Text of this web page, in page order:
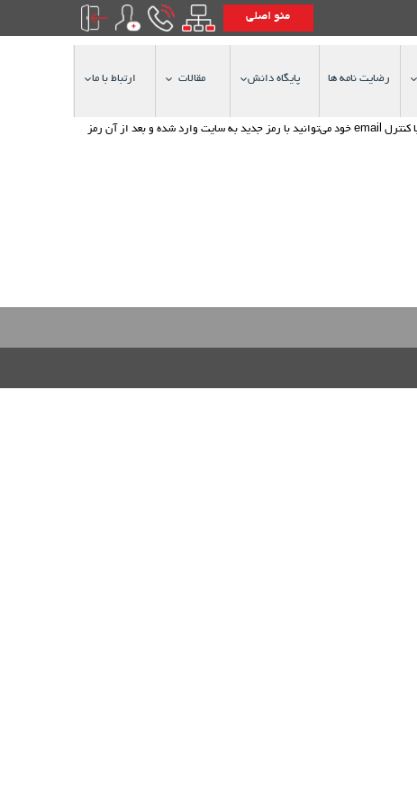
منو اصلی
رضایت نامه ها پایگاه دانش مقالات ارتباط با ما
نام كاربری خود را وارد نموده و سپس دكمه "ساخت رمز جدید" را كلیك نمایید. سیستم یك رمز جدید برای شما ساخته و به آدرس email شما ارسال خواهد نمود. شما با كنترل email خود می‌توانید با رمز جدید به سایت وارد شده و بعد از آن رمز